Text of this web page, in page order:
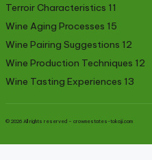
Terroir Characteristics 11
Wine Aging Processes 15
Wine Pairing Suggestions 12
Wine Production Techniques 12
Wine Tasting Experiences 13
© 2026 All rights reserved – crownestates-tokaji.com